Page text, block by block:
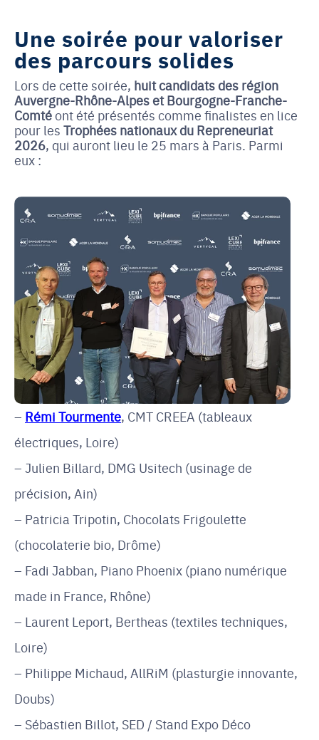
Une soirée pour valoriser
des parcours solides
Lors de cette soirée, huit candidats des région
Auvergne-Rhône-Alpes et Bourgogne-Franche-
Comté ont été présentés comme finalistes en lice
pour les Trophées nationaux du Repreneuriat
2026, qui auront lieu le 25 mars à Paris. Parmi
eux :
Rémi Tourmente, CMT CREEA (tableaux
électriques, Loire)
Julien Billard, DMG Usitech (usinage de
précision, Ain)
Patricia Tripotin, Chocolats Frigoulette
(chocolaterie bio, Drôme)
Fadi Jabban, Piano Phoenix (piano numérique
made in France, Rhône)
Laurent Leport, Bertheas (textiles techniques,
Loire)
Philippe Michaud, AllRiM (plasturgie innovante,
Doubs)
Sébastien Billot, SED / Stand Expo Déco